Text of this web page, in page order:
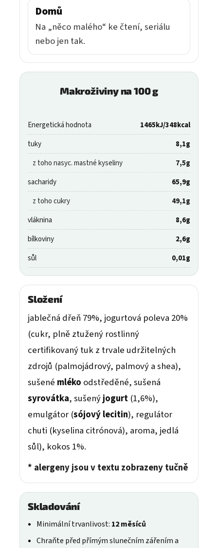
Domů
Na „něco malého“ ke čtení, seriálu
nebo jen tak.
Makroživiny na 100 g
Energetická hodnota
1465kJ/348kcal
tuky
8,1g
z toho nasyc. mastné kyseliny
7,5g
sacharidy
65,9g
z toho cukry
49,1g
vláknina
8,6g
bílkoviny
2,6g
sůl
0,01g
Složení
jablečná dřeň 79%, jogurtová poleva 20%
(cukr, plně ztužený rostlinný
certifikovaný tuk z trvale udržitelných
zdrojů (palmojádrový, palmový a shea),
sušené mléko odstředěné, sušená
syrovátka, sušenýjogurt (1,6%),
emulgátor (sójový lecitin), regulátor
chuti (kyselina citrónová), aroma, jedlá
sůl), kokos 1%.
* alergeny jsou v textu zobrazeny tučně
Skladování
Minimální trvanlivost: 12 měsíců
Chraňte před přímým slunečním zářením a